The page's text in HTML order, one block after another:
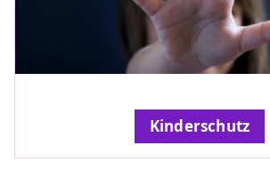
Kinderschutz